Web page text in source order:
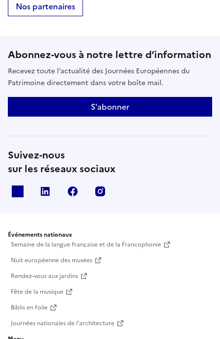
Nos partenaires
Abonnez-vous à notre lettre d’information
Recevez toute l’actualité des Journées Européennes du
Patrimoine directement dans votre boîte mail.
S'abonner
Suivez-nous
sur les réseaux sociaux
Linkedin Facebook
Événements nationaux
Semaine de la langue française et de la Francophonie
Nuit européenne des musées
Rendez-vous aux jardins
Fête de la musique
Biblis en folie
Journées nationales de l'architecture